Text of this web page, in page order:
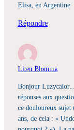
Elisa, en Argentine
Répondre
Liten Blomma
Bonjour
réponses aux
ce douloureux
ans, de cela : «